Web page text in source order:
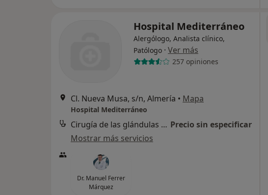
Hospital Mediterráneo
Alergólogo, Analista clínico,
Patólogo · Ver más
257 opiniones
Cl. Nueva Musa, s/n, Almería • Mapa
Hospital Mediterráneo
Cirugía de las glándulas salivares Precio sin especificar
Mostrar más servicios
Dr. Manuel Ferrer
Márquez